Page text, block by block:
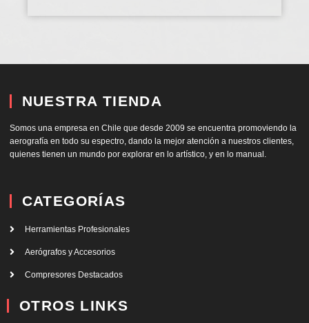
NUESTRA TIENDA
Somos una empresa en Chile que desde 2009 se encuentra promoviendo la
aerografía en todo su espectro, dando la mejor atención a nuestros clientes,
quienes tienen un mundo por explorar en lo artístico, y en lo manual.
CATEGORÍAS
Herramientas Profesionales
Aerógrafos y Accesorios
Compresores Destacados
OTROS LINKS